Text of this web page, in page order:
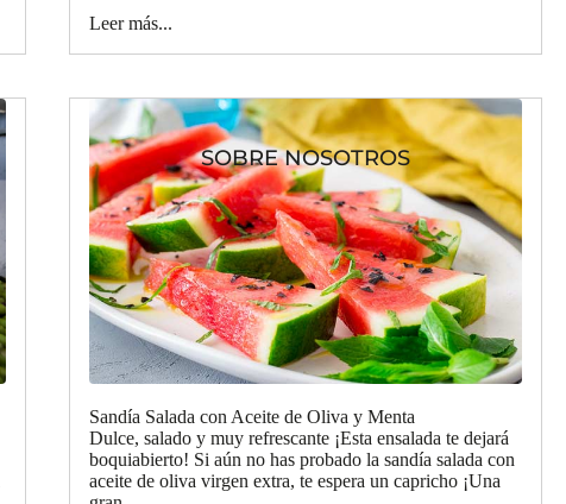
SOBRE NOSOTROS
Leer más...
Sandía Salada con Aceite de Oliva y Menta
Dulce, salado y muy refrescante ¡Esta ensalada te dejará
boquiabierto! Si aún no has probado la sandía salada con
aceite de oliva virgen extra, te espera un capricho ¡Una